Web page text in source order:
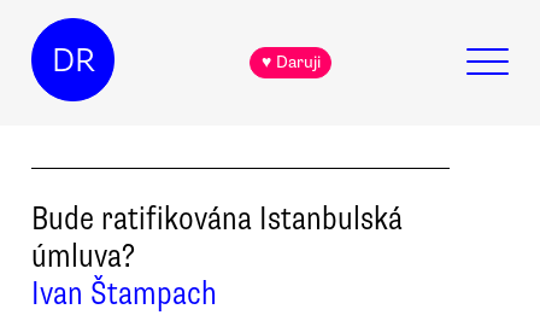
DR ♥ Daruji
Bude ratifikována Istanbulská
úmluva?
Ivan Štampach